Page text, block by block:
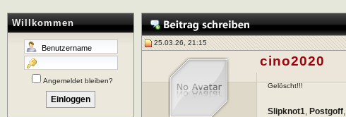
Willkommen
Angemeldet bleiben?
25.03.26, 21:15
cino2020
Gelöscht!!!
Slipknot1, Postgoff,